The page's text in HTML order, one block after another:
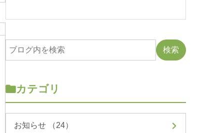
カテゴリ
お知らせ （24）